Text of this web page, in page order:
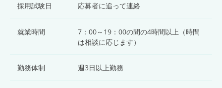
採用試験日 応募者に追って連絡
就業時間
7：00～19：00の間の4時間以上（時間
は相談に応じます）
勤務体制 週3日以上勤務